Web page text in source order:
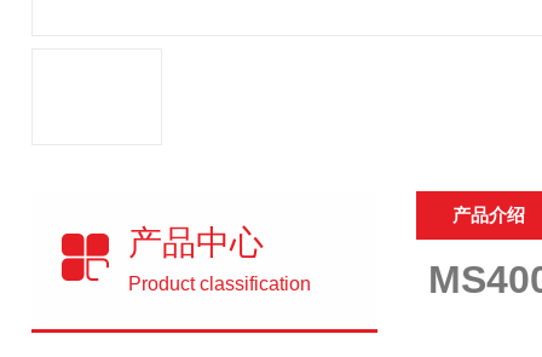
产品中心
Product classification
产品介绍